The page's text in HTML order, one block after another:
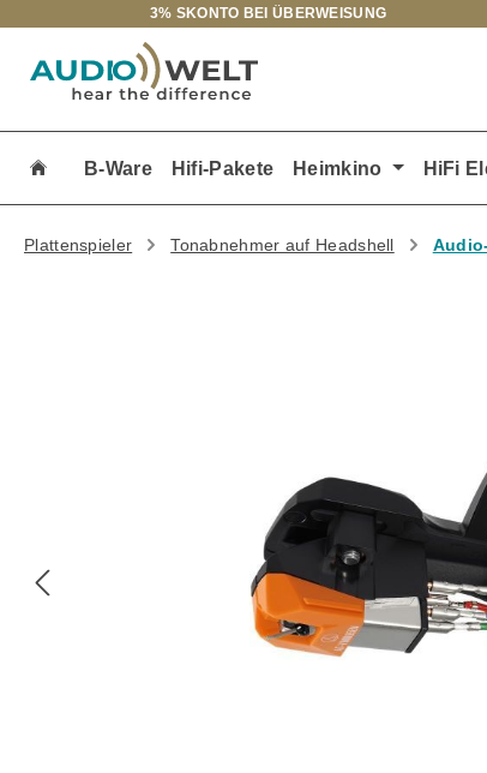
Hauptinhalt springen
Zur Suche springen
Zur Hauptnavigation springen
3% SKONTO BEI ÜBERWEISUNG
B-Ware Hifi-Pakete Heimkino HiFi
Plattenspieler Tonabnehmer auf Headshell